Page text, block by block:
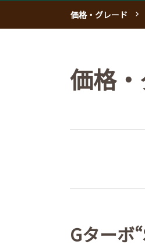
価格・グレード
価格
Gターボ